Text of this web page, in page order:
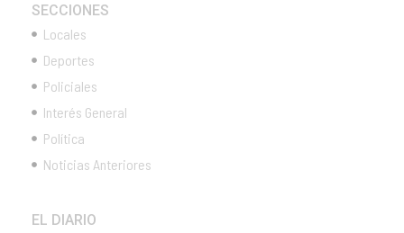
SECCIONES
Locales
Deportes
Policiales
Interés General
Política
Noticias Anteriores
EL DIARIO